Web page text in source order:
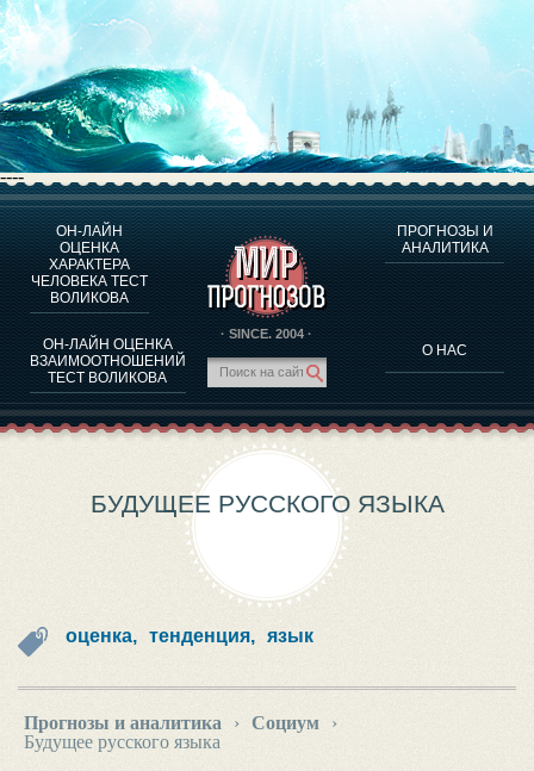
----
ОН-ЛАЙН
ОЦЕНКА
ХАРАКТЕРА
ЧЕЛОВЕКА ТЕСТ
ВОЛИКОВА
ОН-ЛАЙН ОЦЕНКА
ВЗАИМООТНОШЕНИЙ
ТЕСТ ВОЛИКОВА
· SINCE. 2004 ·
ПРОГНОЗЫ И
АНАЛИТИКА
О НАС
О ПРОГРАММЕ
ОЦЕНКА ХАРАКТЕРA ЧЕЛОВЕКА
ОЦЕНКА ХАРАКТЕРА ВЫДАЮЩИХСЯ ЛИЧНОСТЕЙ
О ПРОГРАММЕ
ТЕСТ НА СОВМЕСТИМОСТЬ ВОЛИКОВА
ПРОГНОЗЫ И АНАЛИТИКА
БУДУЩЕЕ РУССКОГО ЯЗЫКА
оценка, тенденция, язык
Прогнозы и аналитика › Социум
›
Будущее русского языка